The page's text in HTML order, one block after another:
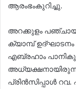
ആരംഭംകുറിച്ചു.
അറക്കുളം
ക്യാമ്പ്
എബ്രഹാം
പ്രിൻസിപ്പാൾ